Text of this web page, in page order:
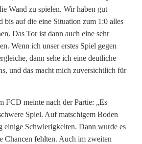
Wand zu spielen. Wir haben gut
bis auf die eine Situation zum 1:0 alles
Das Tor ist dann auch eine sehr
Wenn ich unser erstes Spiel gegen
dann sehe ich eine deutliche
und das macht mich zuversichtlich für
FCD meinte nach der Partie: „Es
Spiel. Auf matschigem Boden
einige Schwierigkeiten. Dann wurde es
Chancen fehlten. Auch im zweiten